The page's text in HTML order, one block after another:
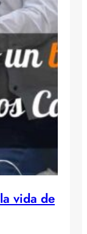
vida de